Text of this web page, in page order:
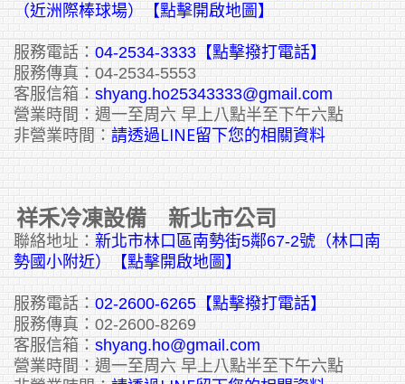
（近洲際棒球場）【點擊開啟地圖】
服務電話： 04-2534-3333 【點擊撥打電話】
服務傳真：04-2534-5553
客服信箱： shyang.ho25343333@gmail.com
營業時間：週一至周六 早上八點半至下午六點
非營業時間： 請透過LINE留下您的相關資料
祥禾冷凍設備 新北市公司
聯絡地址： 新北市林口區南勢街5鄰67-2號（林口南
勢國小附近）【點擊開啟地圖】
服務電話： 02-2600-6265 【點擊撥打電話】
服務傳真：02-2600-8269
客服信箱： shyang.ho@gmail.com
營業時間：週一至周六 早上八點半至下午六點